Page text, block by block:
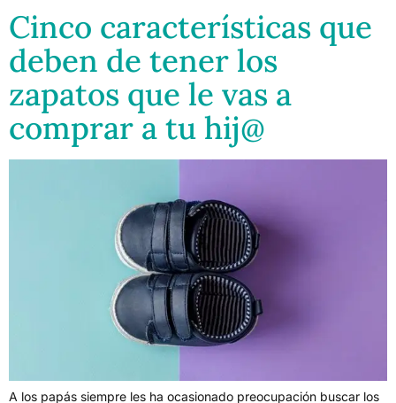
Cinco características que
deben de tener los
zapatos que le vas a
comprar a tu hij@
A los papás siempre les ha ocasionado preocupación buscar los